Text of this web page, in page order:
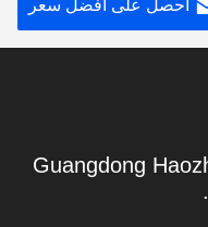
احصل على أفضل سعر
Guangdong